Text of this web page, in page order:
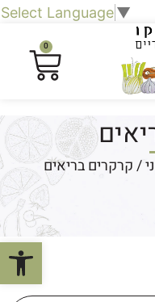
פתח
Select Language▼
0
/ קרקרים בריאים